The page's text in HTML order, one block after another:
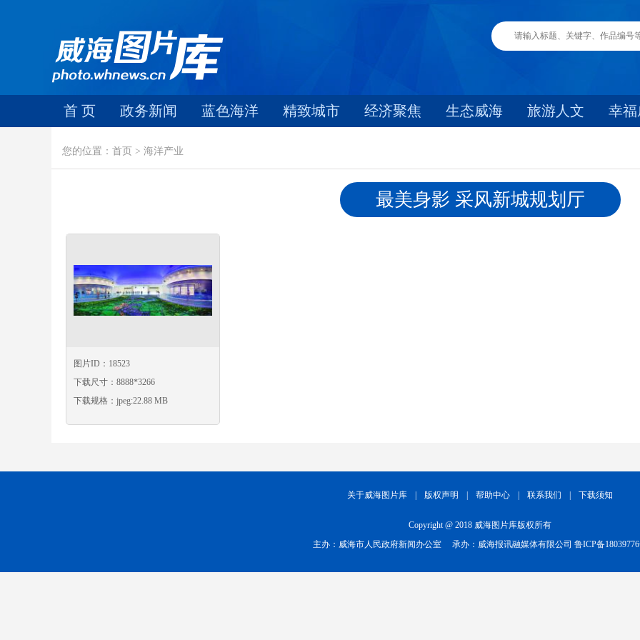
首 页 政务新闻 蓝色海洋 精致城市 经济聚焦 生态威海 旅游人文 幸
您的位置：首页 > 海洋产业
最美身影 采风新城规划厅
图片ID：18523
下载尺寸：8888*3266
下载规格：jpeg:22.88 MB
关于威海图片库 版权声明 帮助中心 联系我们 下载须知
Copyright @ 2018 威海图片库版权所有
主办：威海市人民政府新闻办公室
承办：威海报讯融媒体有限公司 鲁ICP备